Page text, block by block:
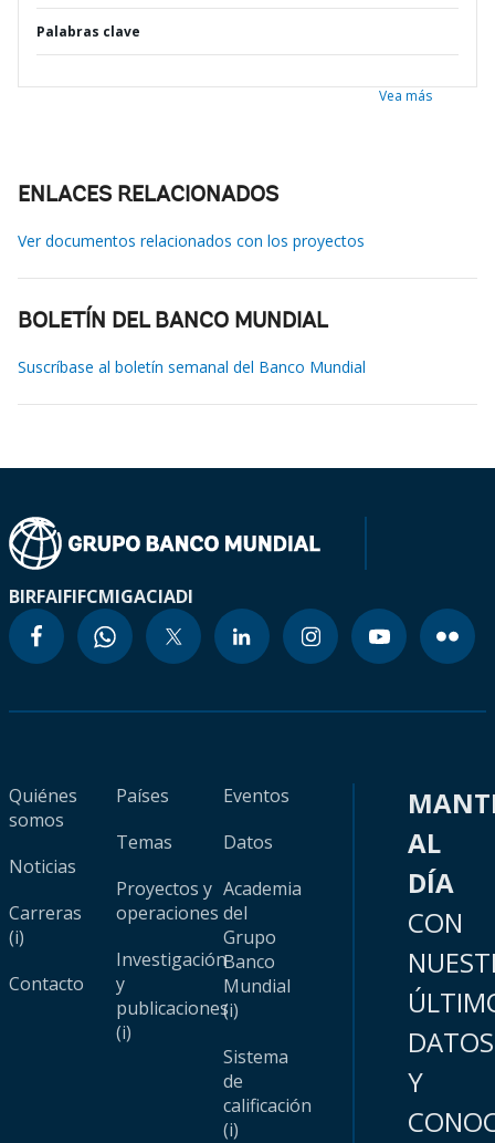
Palabras clave
Vea más
ENLACES RELACIONADOS
Ver documentos relacionados con los proyectos
BOLETÍN DEL BANCO MUNDIAL
Suscríbase al boletín semanal del Banco Mundial
BIRFAIFIFCMIGACIADI
Quiénes
somos
Noticias
Carreras
(i)
Contacto
Países
Temas
Proyectos y
operaciones
Investigación
y
publicaciones
(i)
Eventos
Datos
Academia
del
Grupo
Banco
Mundial
(i)
Sistema
de
calificación
(i)
AL
DÍA
CON
DATOS
Y